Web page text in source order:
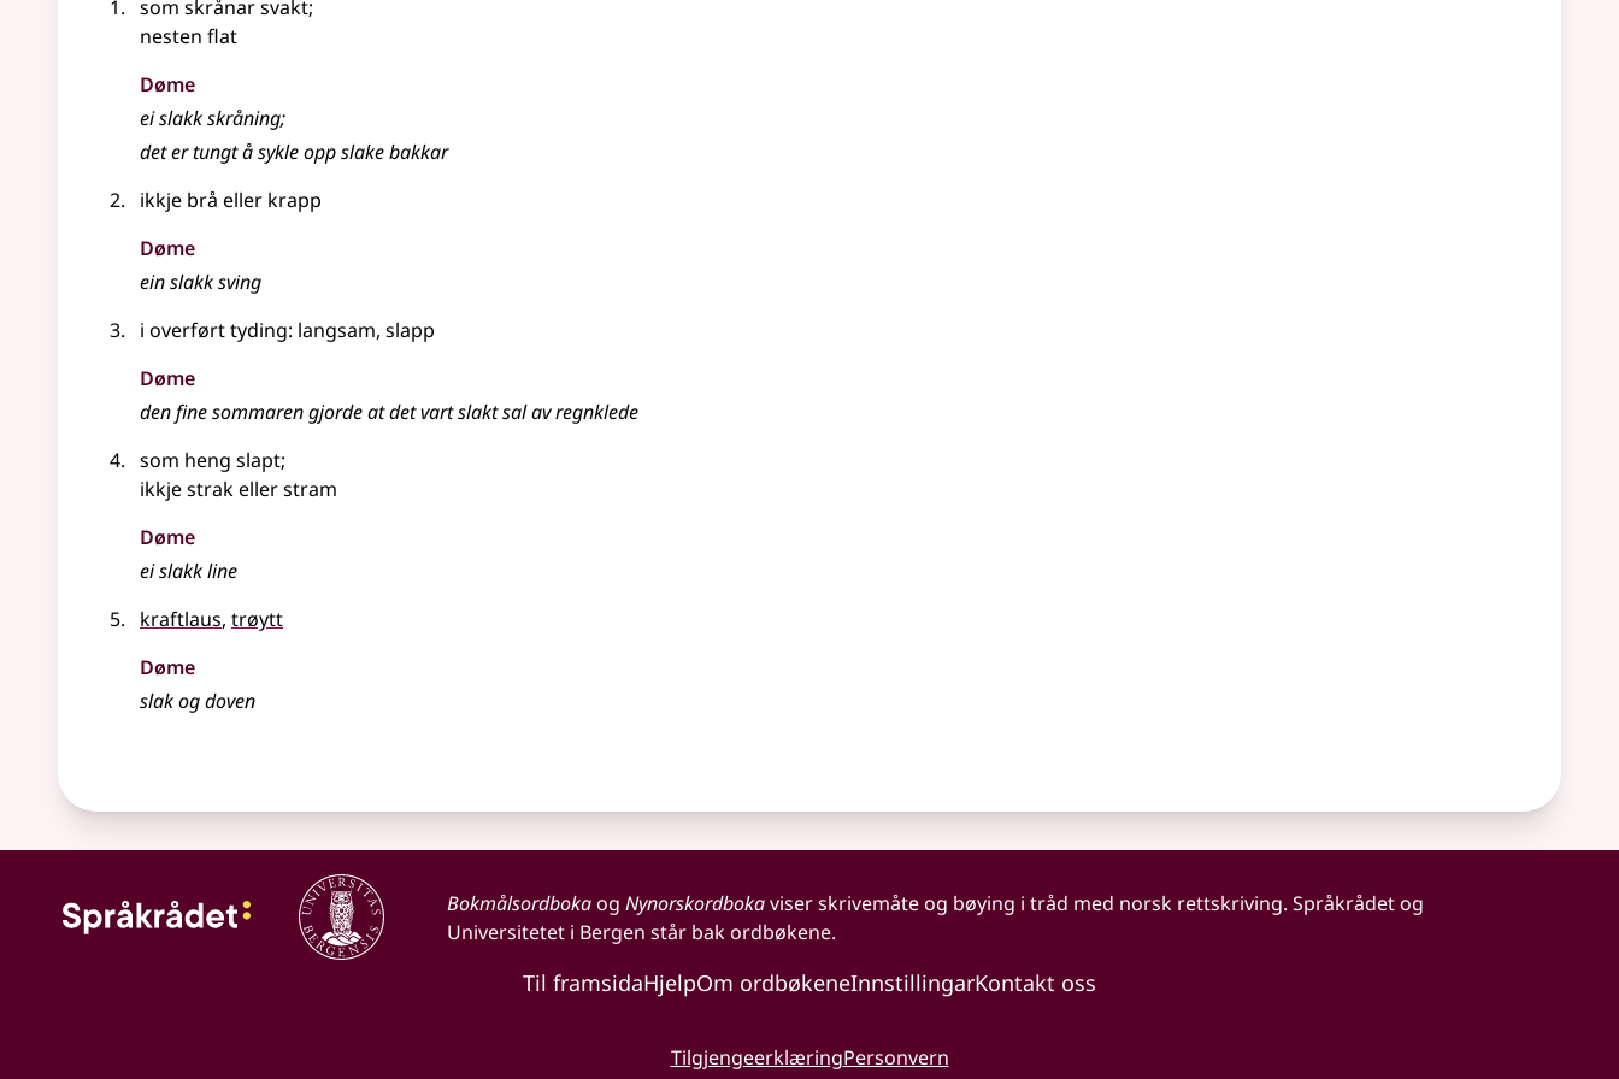
som skrånar svakt;
nesten flat
Døme
eislakkskråning;
det er tungt å sykle opp slake bakkar
ikkje brå eller krapp
Døme
einslakksving
i overført tyding: langsam, slapp
Døme
den fine sommaren gjorde at det vart slakt sal av regnklede
som heng slapt;
ikkje strakellerstram
Døme
eislakkline
kraftlaus, trøytt
Døme
slakog doven
Bokmålsordbokaog Nynorskordbokaviser skrivemåte og bøying i tråd med norsk rettskriving. Språkrådet og
Universitetet i Bergen står bak ordbøkene.
Til framsidaHjelpOm ordbøkeneInnstillingarKontakt oss
TilgjengeerklæringPersonvern